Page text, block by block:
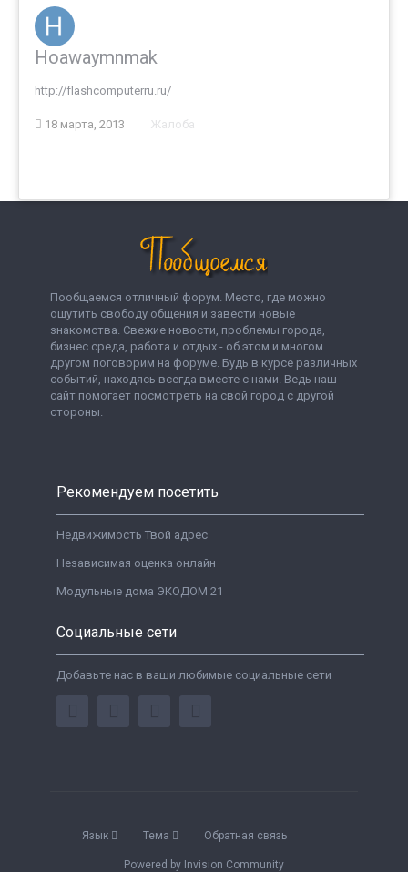
Hoawaymnmak
http://flashcomputerru.ru/
18 марта, 2013 Жалоба
Пообщаемся отличный форум. Место, где можно
ощутить свободу общения и завести новые
знакомства. Свежие новости, проблемы города,
бизнес среда, работа и отдых - об этом и многом
другом поговорим на форуме. Будь в курсе различных
событий, находясь всегда вместе с нами. Ведь наш
сайт помогает посмотреть на свой город с другой
стороны.
Рекомендуем посетить
Недвижимость Твой адрес
Независимая оценка онлайн
Модульные дома ЭКОДОМ 21
Социальные сети
Добавьте нас в ваши любимые социальные сети
Язык Тема Обратная связь
Powered by Invision Community